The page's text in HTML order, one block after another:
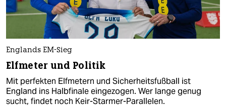
Englands EM-Sieg
Elfmeter und Politik
Mit perfekten Elfmetern und Sicherheitsfußball ist
England ins Halbfinale eingezogen. Wer lange genug
sucht, findet noch Keir-Starmer-Parallelen.